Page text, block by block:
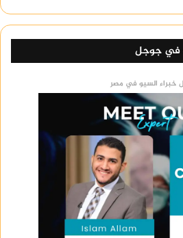
في جوجل
خبراء السيو في مصر